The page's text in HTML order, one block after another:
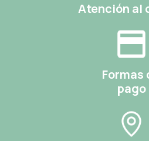
Atención al
Formas
pago